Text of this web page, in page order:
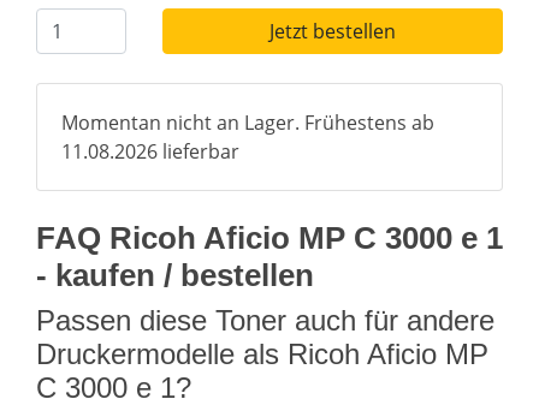
Jetzt bestellen
Momentan nicht an Lager. Frühestens ab
11.08.2026 lieferbar
FAQ Ricoh Aficio MP C 3000 e 1
- kaufen / bestellen
Passen diese Toner auch für andere
Druckermodelle als Ricoh Aficio MP
C 3000 e 1?